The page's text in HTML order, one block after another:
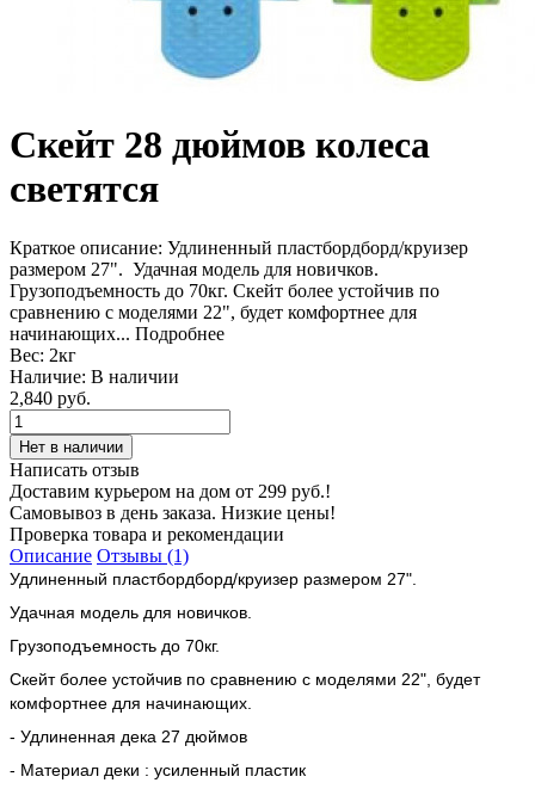
Скейт 28 дюймов колеса
светятся
Краткое описание: Удлиненный пластбордборд/круизер
размером 27". Удачная модель для новичков.
Грузоподъемность до 70кг. Скейт более устойчив по
сравнению с моделями 22", будет комфортнее для
начинающих... Подробнее
Вес: 2кг
Наличие: В наличии
2,840 руб.
Написать отзыв
Доставим курьером на дом от 299 руб.!
Самовывоз в день заказа. Низкие цены!
Проверка товара и рекомендации
Описание Отзывы (1)
Удлиненный пластбордборд/круизер размером 27".
Удачная модель для новичков.
Грузоподъемность до 70кг.
Скейт более устойчив по сравнению с моделями 22", будет
комфортнее для начинающих.
- Удлиненная дека 27 дюймов
- Материал деки : усиленный пластик